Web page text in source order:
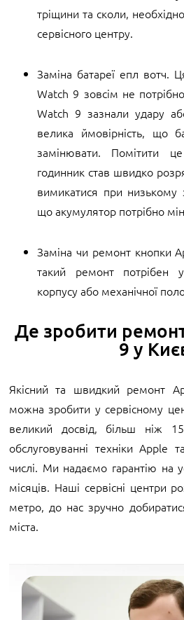
тріщини та сколи,
сервісного центру.
Заміна батареї епл вотч.
Watch 9 зовсім не
Watch 9 зазнали удару
велика ймовірність, що
замінювати. Помітити
годинник став швидко
вимикатися при низькому
що акумулятор потрібно
Заміна чи ремонт кнопки
такий ремонт потрібен
корпусу або механічної
Де зробити
9 у
Якісний та швидкий ремонт
можна зробити у сервісному
великий досвід, більш ніж
обслуговуванні техніки
числі. Ми надаємо гарантію на
місяців. Наші сервісні центри
метро, до нас зручно
міста.